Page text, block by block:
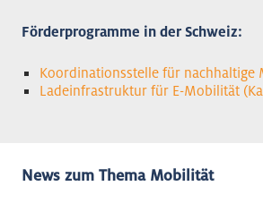
Förderprogramme in der Schweiz:
Koordinationsstelle für nachhaltige
Ladeinfrastruktur für E-Mobilität
News zum Thema Mobilität